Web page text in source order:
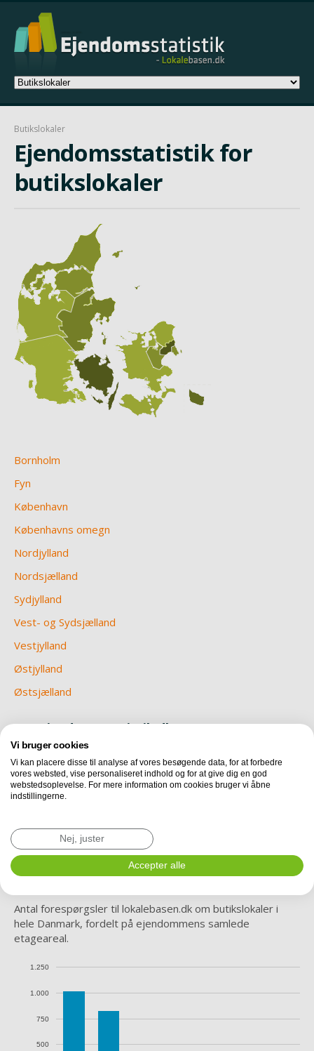
Butikslokaler
Ejendomsstatistik for
butikslokaler
Bornholm
Fyn
København
Københavns omegn
Nordjylland
Nordsjælland
Sydjylland
Vest- og Sydsjælland
Vestjylland
Østjylland
Østsjælland
Om Ejendomsstatistik.dk
Nu er vi endelig klar med en betaversion af
Ejendomsstatistik.dk. Hver måned vil du her kunne finde ny
data og statistik, vedrørende erhvervslejemål i Danmark.
Læs mere om metode, teknik og revisorerklæring
Revisorerklæring omkring IT processer i
relation til udbudsstatistik.
Antal forespørgsler til lokalebasen.dk om butikslokaler i
hele Danmark, fordelt på ejendommens samlede
etageareal.
500
750
1.000
1.250
Vi bruger cookies
Vi kan placere disse til analyse af vores besøgende data, for at forbedre
vores websted, vise personaliseret indhold og for at give dig en god
webstedsoplevelse. For mere information om cookies bruger vi åbne
indstillingerne.
Nej, juster
Accepter alle